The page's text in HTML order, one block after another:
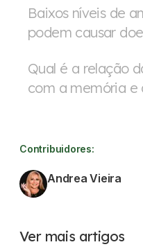
Baixos níveis de
podem causar
Qual é a relação
com a memória e
Contribuidores:
Andrea Vieira
Ver mais artigos
CBD Dores